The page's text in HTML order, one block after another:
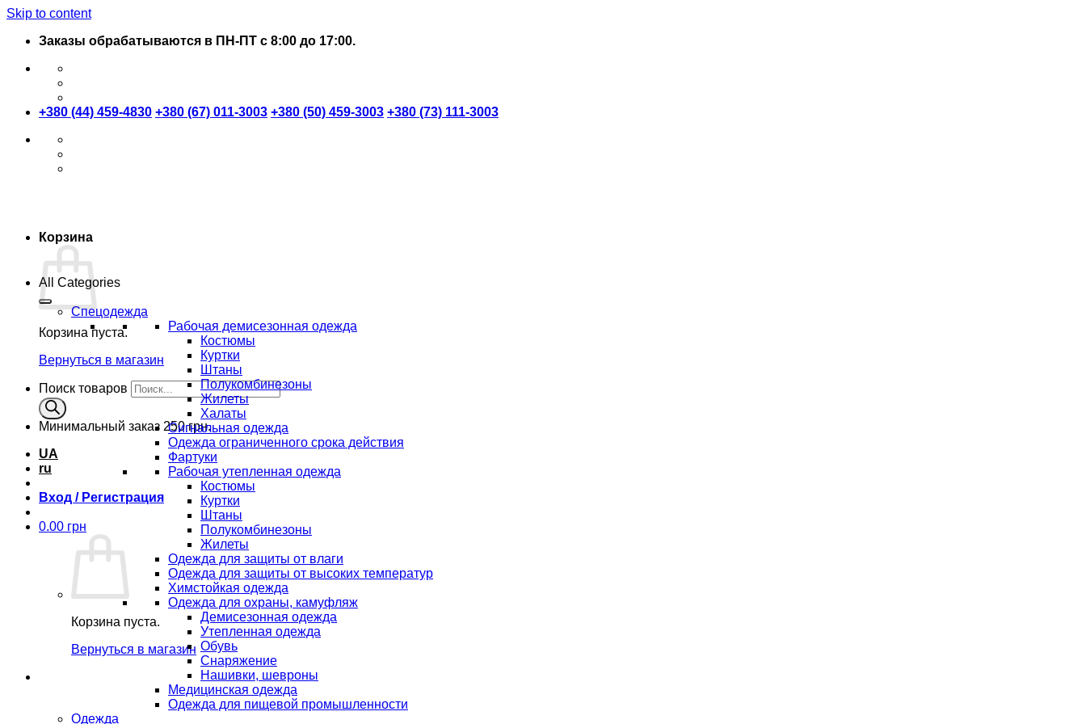
Skip to content
Заказы обрабатываются в ПН-ПТ с 8:00 до 17:00.
+380 (44) 459-4830 +380 (67) 011-3003 +380 (50) 459-3003 +380 (73) 111-3003
Корзина
Корзина пуста.
Вернуться в магазин
Поиск товаров
Минимальный заказ 250 грн.
UA
ru
Вход / Регистрация
0.00 грн
Корзина пуста.
Вернуться в магазин
All Categories
Спецодежда
Рабочая демисезонная одежда
Костюмы
Куртки
Штаны
Полукомбинезоны
Жилеты
Халаты
Сигнальная одежда
Одежда ограниченного срока действия
Фартуки
Рабочая утепленная одежда
Костюмы
Куртки
Штаны
Полукомбинезоны
Жилеты
Одежда для защиты от влаги
Одежда для защиты от высоких температур
Химстойкая одежда
Одежда для охраны, камуфляж
Демисезонная одежда
Утепленная одежда
Обувь
Снаряжение
Нашивки, шевроны
Медицинская одежда
Одежда для пищевой промышленности
Одежда